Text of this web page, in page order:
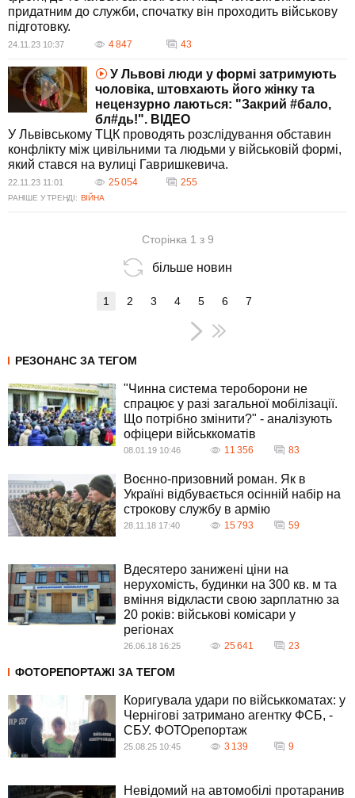
придатним до служби, спочатку він проходить військову
підготовку.
24.11.23 10:37 4 847 43
У Львові люди у формі затримують
чоловіка, штовхають його жінку та
нецензурно лаються: "Закрий #бало,
бл#дь!". ВIДЕО
У Львівському ТЦК проводять розслідування обставин
конфлікту між цивільними та людьми у військовій формі,
який стався на вулиці Гавришкевича.
22.11.23 11:01 25 054 255
РАНІШЕ У ТРЕНДІ: ВІЙНА
Сторінка 1 з 9
більше новин
1 2 3 4 5 6 7
РЕЗОНАНС ЗА ТЕГОМ
"Чинна система тероборони не
спрацює у разі загальної мобілізації.
Що потрібно змінити?" - аналізують
офіцери військкоматів
08.01.19 10:46 11 356 83
Воєнно-призовний роман. Як в
Україні відбувається осінній набір на
строкову службу в армію
28.11.18 17:40 15 793 59
Вдесятеро занижені ціни на
нерухомість, будинки на 300 кв. м та
вміння відкласти свою зарплатню за
20 років: військові комісари у
регіонах
26.06.18 16:25 25 641 23
ФОТОРЕПОРТАЖІ ЗА ТЕГОМ
Коригувала удари по військкоматах: у
Чернігові затримано агентку ФСБ, -
СБУ. ФОТОрепортаж
25.08.25 10:45 3 139 9
Невідомий на автомобілі протаранив